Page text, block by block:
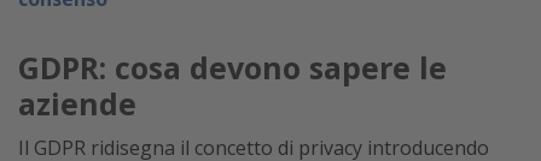
GDPR: cosa devono sapere le
aziende
Il GDPR ridisegna il concetto di privacy introducendo